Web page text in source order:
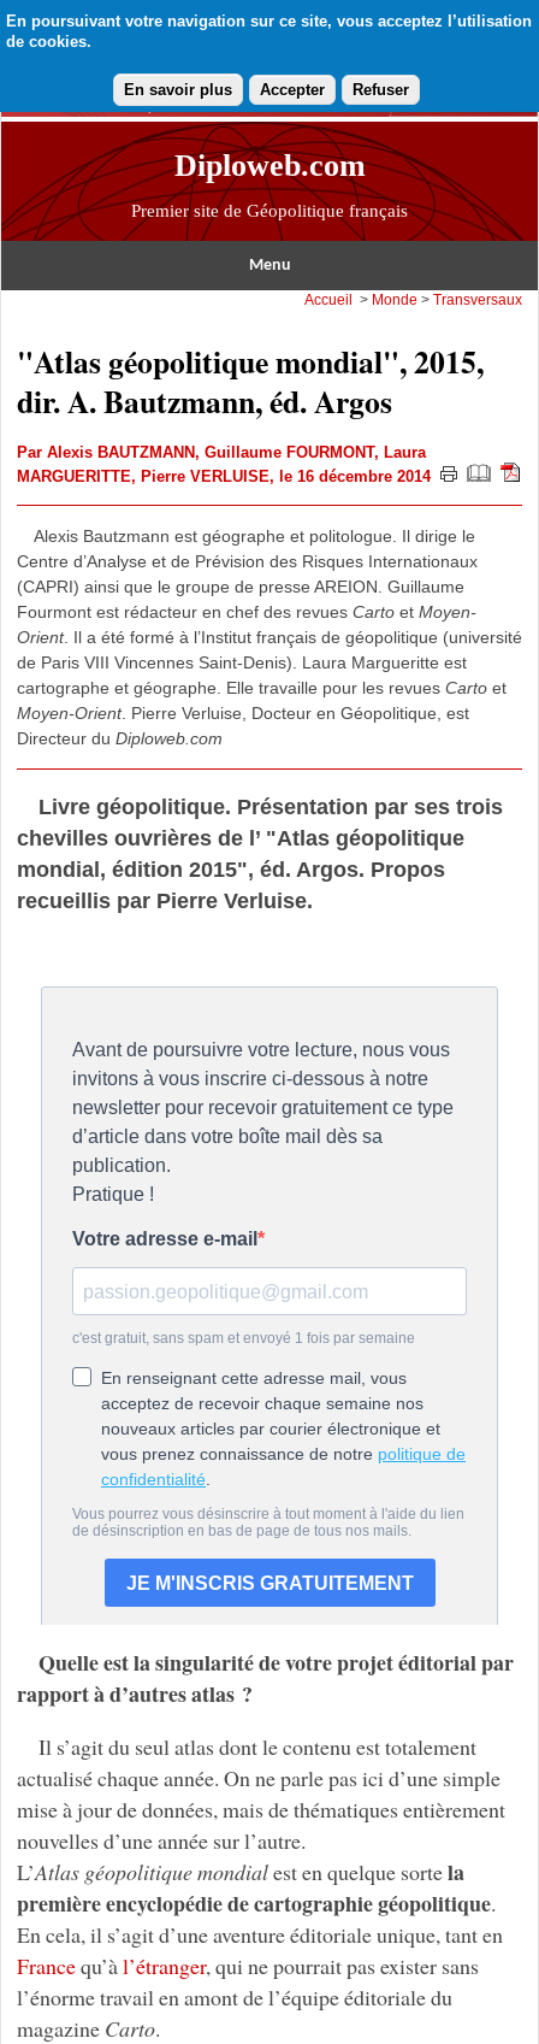
En poursuivant votre navigation sur ce site, vous acceptez l’utilisation
de cookies.
En savoir plus Accepter Refuser
Diploweb.com
Premier site de Géopolitique français
Menu
Accueil > Monde > Transversaux
"Atlas géopolitique mondial", 2015,
dir. A. Bautzmann, éd. Argos
Par Alexis BAUTZMANN, Guillaume FOURMONT, Laura
MARGUERITTE, Pierre VERLUISE, le 16 décembre 2014
Alexis Bautzmann est géographe et politologue. Il dirige le
Centre d’Analyse et de Prévision des Risques Internationaux
(CAPRI) ainsi que le groupe de presse AREION. Guillaume
Fourmont est rédacteur en chef des revues Cartoet Moyen-
Orient. Il a été formé à l’Institut français de géopolitique (université
de Paris VIII Vincennes Saint-Denis). Laura Margueritte est
cartographe et géographe. Elle travaille pour les revues Cartoet
Moyen-Orient. Pierre Verluise, Docteur en Géopolitique, est
Directeur du Diploweb.com
Livre géopolitique. Présentation par ses trois
chevilles ouvrières de l’ "Atlas géopolitique
mondial, édition 2015", éd. Argos. Propos
recueillis par Pierre Verluise.
Quelle est la singularité de votre projet éditorial par
rapport à d’autres atlas ?
Il s’agit du seul atlas dont le contenu est totalement
actualisé chaque année. On ne parle pas ici d’une simple
mise à jour de données, mais de thématiques entièrement
nouvelles d’une année sur l’autre.
L’Atlas géopolitique mondialest en quelque sortela
première encyclopédie de cartographie géopolitique.
En cela, il s’agit d’une aventure éditoriale unique, tant en
Francequ’àl’étranger, qui ne pourrait pas exister sans
l’énorme travail en amont de l’équipe éditoriale du
magazine Carto.